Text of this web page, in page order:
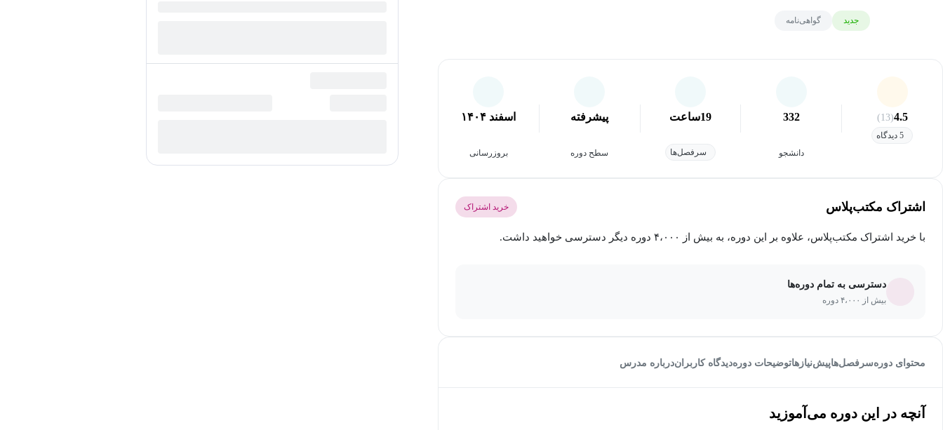
جدید گواهی‌نامه
4.5
(13)
5 دیدگاه
332
دانشجو
19ساعت
سرفصل‌ها
پیشرفته
سطح دوره بروزرسانی
اسفند ۱۴۰۴
اشتراک مکتب‌پلاس خرید اشتراک
با خرید اشتراک مکتب‌پلاس، علاوه بر این دوره، به بیش از ۴،۰۰۰ دوره دیگر دسترسی خواهید داشت.
دسترسی به تمام دوره‌ها
بیش از ۴،۰۰۰ دوره
محتوای دورهسرفصل‌هاپیش‌نیاز‌هاتوضیحات دورهدیدگاه کاربراندرباره مدرس
آنچه در این دوره می‌آموزید